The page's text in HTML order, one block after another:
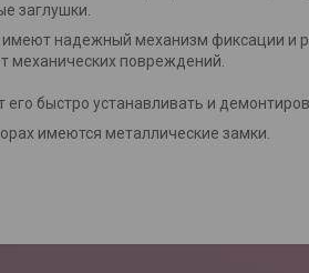
заглушки.
имеют надежный механизм фиксации и
механических повреждений.
быстро устанавливать и
имеются металлические замки.